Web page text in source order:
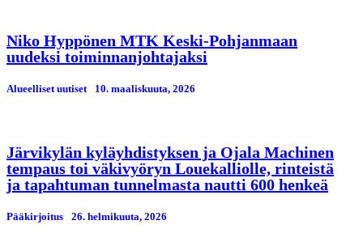
Niko Hyppönen MTK Keski-Pohjanmaan
uudeksi toiminnanjohtajaksi
Alueelliset uutiset 10. maaliskuuta, 2026
Järvikylän kyläyhdistyksen ja Ojala Machinen
tempaus toi väkivyöryn Louekalliolle, rinteistä
ja tapahtuman tunnelmasta nautti 600 henkeä
Pääkirjoitus 26. helmikuuta, 2026